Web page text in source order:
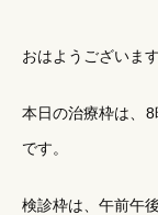
おはようございます
本日の治療枠は、
です。
検診枠は、午前午